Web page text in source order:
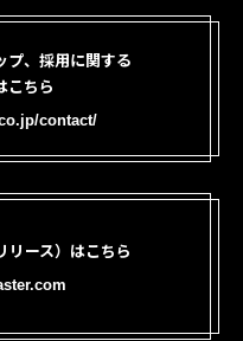
プ、採用に関する
こちら
contact/
リース）はこちら